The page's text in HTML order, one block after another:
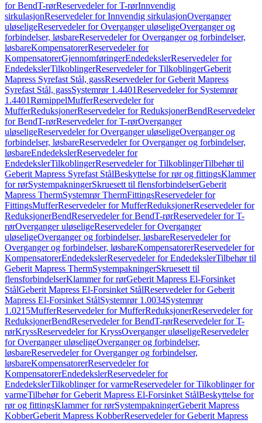
for BendT-rørReservedeler for T-rørInnvendig
sirkulasjonReservedeler for Innvendig sirkulasjonOverganger
uløseligeReservedeler for Overganger uløseligeOverganger og
forbindelser, løsbareReservedeler for Overganger og forbindelser,
løsbareKompensatorerReservedeler for
KompensatorerGjennomføringerEndedekslerReservedeler for
EndedekslerTilkoblingerReservedeler for TilkoblingerGeberit
Mapress Syrefast Stål, gassReservedeler for Geberit Mapress
Syrefast Stål, gassSystemrør 1.4401Reservedeler for Systemrør
1.4401RørnippelMufferReservedeler for
MufferReduksjonerReservedeler for ReduksjonerBendReservedeler
for BendT-rørReservedeler for T-rørOverganger
uløseligeReservedeler for Overganger uløseligeOverganger og
forbindelser, løsbareReservedeler for Overganger og forbindelser,
løsbareEndedekslerReservedeler for
EndedekslerTilkoblingerReservedeler for TilkoblingerTilbehør til
Geberit Mapress Syrefast StålBeskyttelse for rør og fittingsKlammer
for rørSystempakningerSkruesett til flensforbindelserGeberit
Mapress ThermSystemrør ThermFittingsReservedeler for
FittingsMufferReservedeler for MufferReduksjonerReservedeler for
ReduksjonerBendReservedeler for BendT-rørReservedeler for T-
rørOverganger uløseligeReservedeler for Overganger
uløseligeOverganger og forbindelser, løsbareReservedeler for
Overganger og forbindelser, løsbareKompensatorerReservedeler for
KompensatorerEndedekslerReservedeler for EndedekslerTilbehør til
Geberit Mapress ThermSystempakningerSkruesett til
flensforbindelserKlammer for rørGeberit Mapress El-Forsinket
StålGeberit Mapress El-Forsinket StålReservedeler for Geberit
Mapress El-Forsinket StålSystemrør 1.0034Systemrør
1.0215MufferReservedeler for MufferReduksjonerReservedeler for
ReduksjonerBendReservedeler for BendT-rørReservedeler for T-
rørKryssReservedeler for KryssOverganger uløseligeReservedeler
for Overganger uløseligeOverganger og forbindelser,
løsbareReservedeler for Overganger og forbindelser,
løsbareKompensatorerReservedeler for
KompensatorerEndedekslerReservedeler for
EndedekslerTilkoblinger for varmeReservedeler for Tilkoblinger for
varmeTilbehør for Geberit Mapress El-Forsinket StålBeskyttelse for
rør og fittingsKlammer for rørSystempakningerGeberit Mapress
KobberGeberit Mapress KobberReservedeler for Geberit Mapress